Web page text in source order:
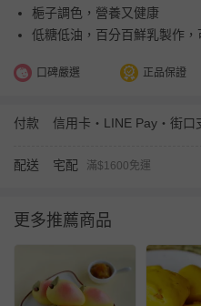
梔子調色，營養又健康
低糖低油，百分百鮮乳製作，
口碑嚴選 正品保證
付款
配送 宅配 滿$1600免運
更多推薦商品